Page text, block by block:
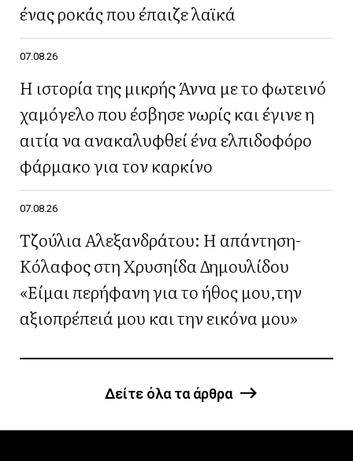
ένας ροκάς που έπαιζε λαϊκά
07.08.26
Η ιστορία της μικρής Άννα με το φωτεινό
χαμόγελο που έσβησε νωρίς και έγινε η
αιτία να ανακαλυφθεί ένα ελπιδοφόρο
φάρμακο για τον καρκίνο
07.08.26
Τζούλια Αλεξανδράτου: Η απάντηση-
Κόλαφος στη Χρυσηίδα Δημουλίδου
«Είμαι περήφανη για το ήθος μου,την
αξιοπρέπειά μου και την εικόνα μου»
Δείτε όλα τα άρθρα